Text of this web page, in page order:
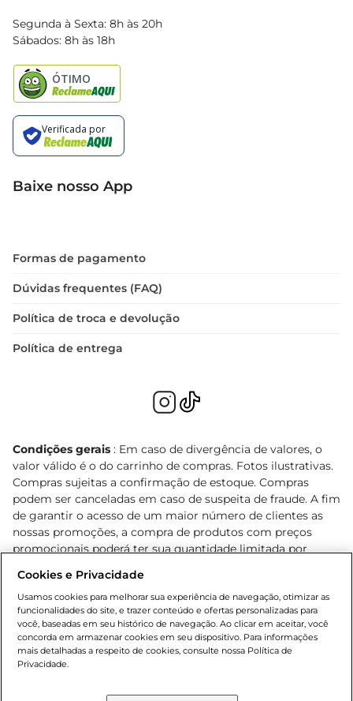
Blog Bretas
Black Friday
Segunda à Sexta: 8h às 20h
Sábados: 8h às 18h
Baixe nosso App
Formas de pagamento
Dúvidas frequentes (FAQ)
Política de troca e devolução
Política de entrega
Condições gerais : Em caso de divergência de valores, o
valor válido é o do carrinho de compras. Fotos ilustrativas.
Compras sujeitas a confirmação de estoque. Compras
podem ser canceladas em caso de suspeita de fraude. A fim
de garantir o acesso de um maior número de clientes as
nossas promoções, a compra de produtos com preços
promocionais poderá ter sua quantidade limitada por
o e-commerce e válidos durante o dia de hoje, podendo
sofrer alterações sem prévia notificação. Proibida a venda
de bebidas alcoólicas para menores de 18 anos, conforme
Lei n.º 8069/90, art. 81, inciso II (Estatuto da Criança e do
Adolescente). Preços e condições exclusivos para o
www.bretas.com.br
Cookies e Privacidade
Usamos cookies para melhorar sua experiência de navegação, otimizar as
funcionalidades do site, e trazer conteúdo e ofertas personalizadas para
você, baseadas em seu histórico de navegação. Ao clicar em aceitar, você
concorda em armazenar cookies em seu dispositivo. Para informações
mais detalhadas a respeito de cookies, consulte nossa Política de
Privacidade.